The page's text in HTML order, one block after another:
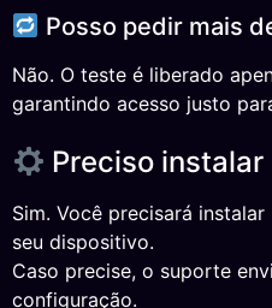
Posso pedir mais
Não. O teste é liberado
garantindo acesso justo
Preciso
Sim. Você precisará
seu dispositivo.
Caso precise, o suporte
configuração.